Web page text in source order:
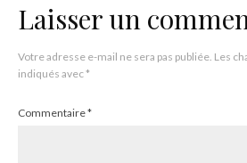
Laisser un
Votre adresse e-mail ne sera pas publiée. Les
indiqués avec*
Commentaire*